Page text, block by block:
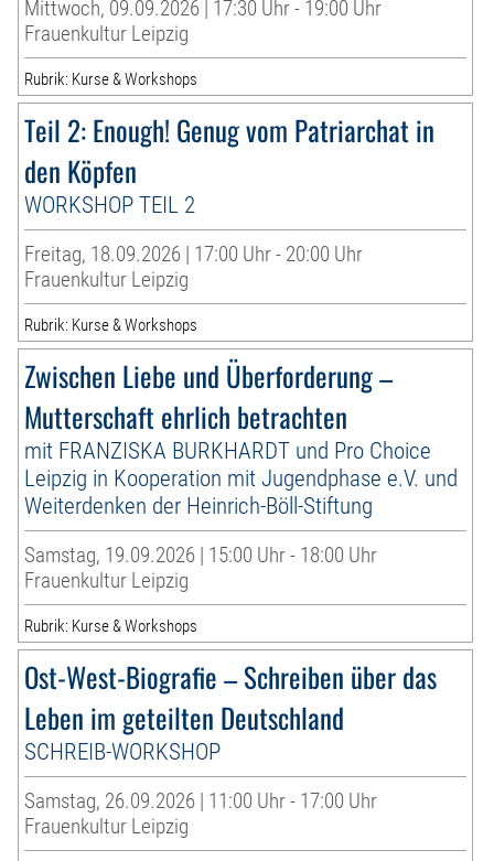
Mittwoch, 09.09.2026 | 17:30 Uhr - 19:00 Uhr
Frauenkultur Leipzig
Rubrik: Kurse & Workshops
Teil 2: Enough! Genug vom Patriarchat in
den Köpfen
WORKSHOP TEIL 2
Freitag, 18.09.2026 | 17:00 Uhr - 20:00 Uhr
Frauenkultur Leipzig
Rubrik: Kurse & Workshops
Zwischen Liebe und Überforderung –
Mutterschaft ehrlich betrachten
mit FRANZISKA BURKHARDT und Pro Choice
Leipzig in Kooperation mit Jugendphase e.V. und
Weiterdenken der Heinrich-Böll-Stiftung
Samstag, 19.09.2026 | 15:00 Uhr - 18:00 Uhr
Frauenkultur Leipzig
Rubrik: Kurse & Workshops
Ost-West-Biografie – Schreiben über das
Leben im geteilten Deutschland
SCHREIB-WORKSHOP
Samstag, 26.09.2026 | 11:00 Uhr - 17:00 Uhr
Frauenkultur Leipzig